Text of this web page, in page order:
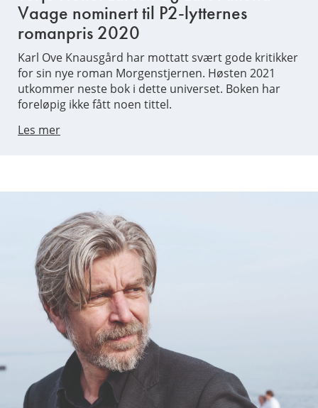
Vaage nominert til P2-lytternes
romanpris 2020
Karl Ove Knausgård har mottatt svært gode kritikker
for sin nye roman Morgenstjernen. Høsten 2021
utkommer neste bok i dette universet. Boken har
foreløpig ikke fått noen tittel.
Les mer